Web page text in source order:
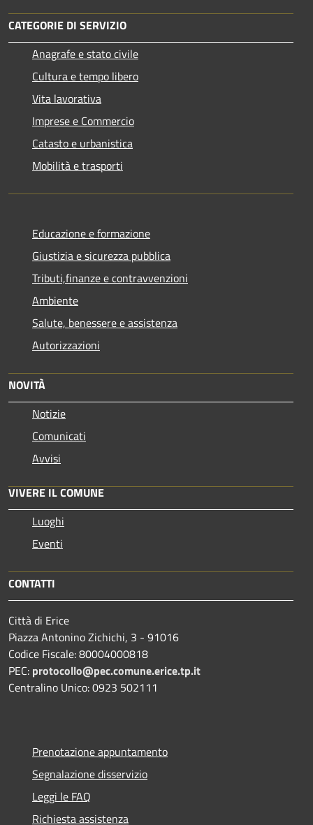
CATEGORIE DI SERVIZIO
Anagrafe e stato civile
Cultura e tempo libero
Vita lavorativa
Imprese e Commercio
Catasto e urbanistica
Mobilità e trasporti
Educazione e formazione
Giustizia e sicurezza pubblica
Tributi,finanze e contravvenzioni
Ambiente
Salute, benessere e assistenza
Autorizzazioni
NOVITÀ
Notizie
Comunicati
Avvisi
VIVERE IL COMUNE
Luoghi
Eventi
CONTATTI
Città di Erice
Piazza Antonino Zichichi, 3 - 91016
Codice Fiscale: 80004000818
PEC: protocollo@pec.comune.erice.tp.it
Centralino Unico: 0923 502111
Prenotazione appuntamento
Segnalazione disservizio
Leggi le FAQ
Richiesta assistenza